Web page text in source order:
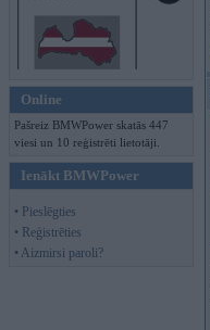
Online
Pašreiz BMWPower skatās 447
viesi un 10 reģistrēti lietotāji.
Ienākt BMWPower
• Pieslēgties
• Reģistrēties
• Aizmirsi paroli?